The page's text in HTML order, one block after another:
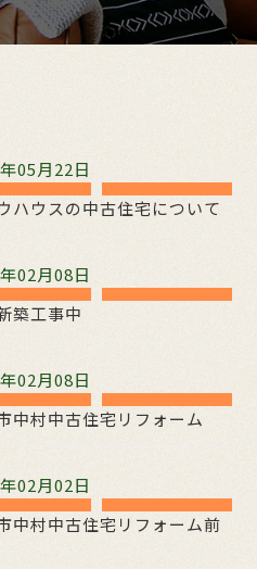
05月22日
ハウスの中古住宅について
02月08日
築工事中
02月08日
中村中古住宅リフォーム
02月02日
中村中古住宅リフォーム前